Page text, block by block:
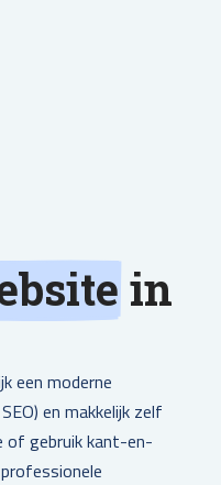
in
een moderne
en makkelijk zelf
of gebruik kant-en-